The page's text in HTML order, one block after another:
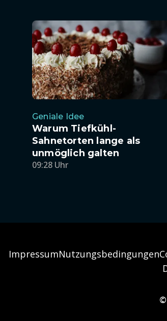
Geniale Idee
Warum Tiefkühl-
Sahnetorten lange als
unmöglich galten
09:28 Uhr
ImpressumNutzungsbedingungen
©